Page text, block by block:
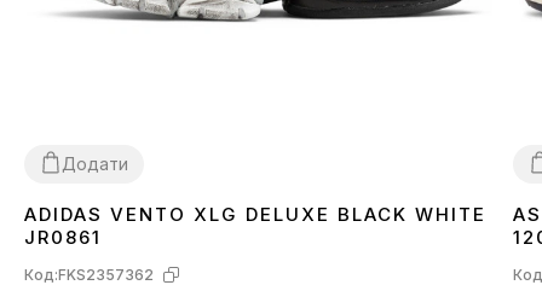
Додати
36 3738 39 4041424344
ADIDAS VENTO XLG DELUXE BLACK WHITE
JR0861
Код:FKS2357362